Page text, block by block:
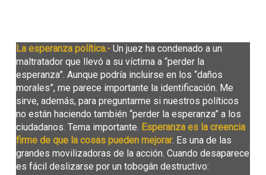
La esperanza política.- Un juez ha condenado a un
maltratador que llevó a su víctima a “perder la
esperanza”. Aunque podría incluirse en los “daños
morales”, me parece importante la identificación. Me
sirve, además, para preguntarme si nuestros políticos
no están haciendo también “perder la esperanza” a los
ciudadanos. Tema importante. Esperanza es la creencia
firme de que la cosas pueden mejorar. Es una de las
grandes movilizadoras de la acción. Cuando desaparece
es fácil deslizarse por un tobogán destructivo: